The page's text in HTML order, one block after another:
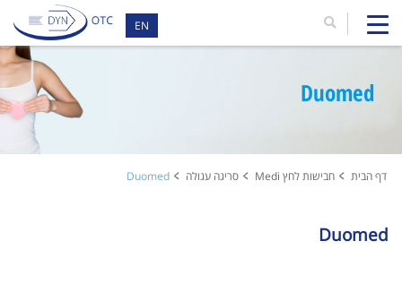
EN
Duomed
דף הבית חבישות לחץ Medi סריגה עגולה Duomed
Duomed